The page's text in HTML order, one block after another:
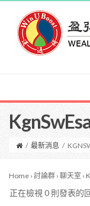
/ 最新消息 /
Home › 討論群 › 聊天室 ›
正在檢視 0 則發表的